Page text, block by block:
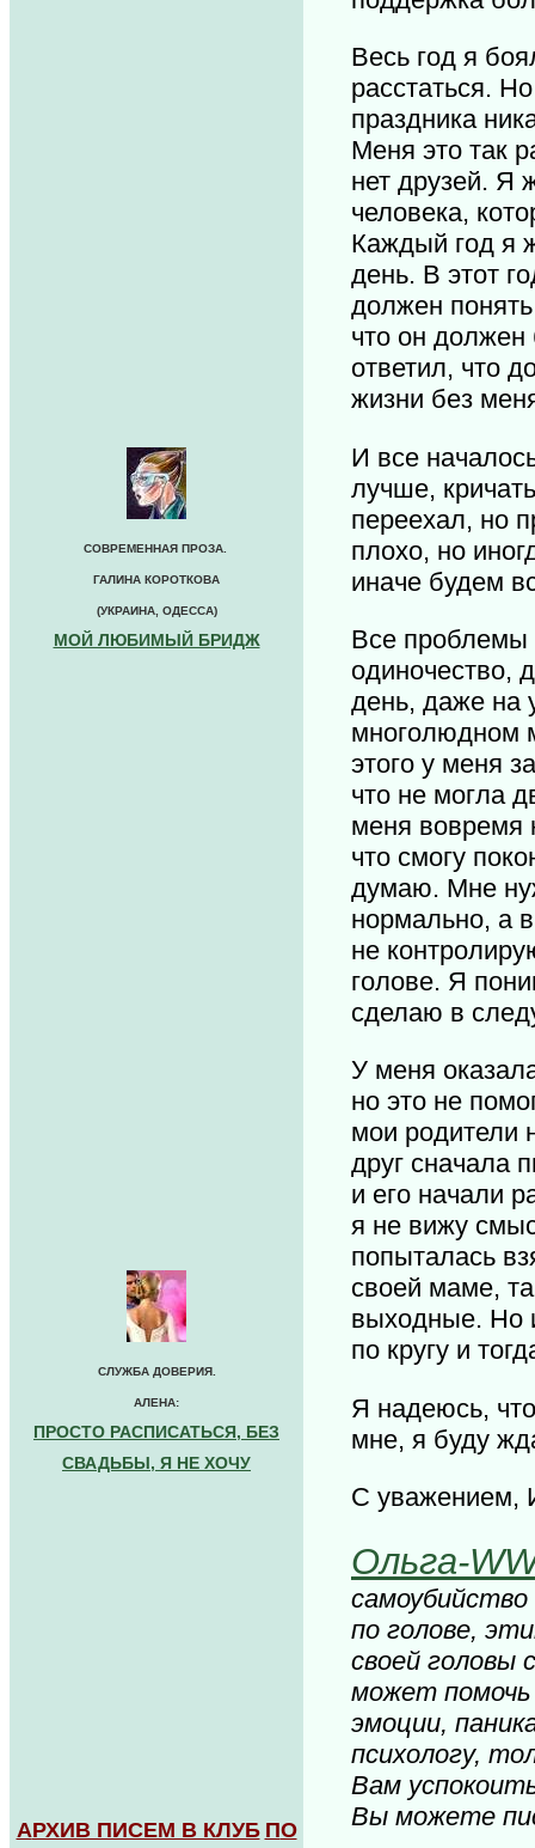
СОВРЕМЕННАЯ ПРОЗА.
ГАЛИНА КОРОТКОВА
(УКРАИНА, ОДЕССА)
МОЙ ЛЮБИМЫЙ БРИДЖ
СЛУЖБА ДОВЕРИЯ.
АЛЕНА:
ПРОСТО РАСПИСАТЬСЯ, БЕЗ
СВАДЬБЫ, Я НЕ ХОЧУ
АРХИВ ПИСЕМ В КЛУБ ПО
Весь год я
расстаться.
праздника
Меня это так
нет друзей. Я
человека,
Каждый год я
день. В этот
должен
что он
ответил, что
жизни без
И все
лучше,
переехал, но
плохо, но
иначе будем
Все проблемы
одиночество,
день, даже на
многолюдном
этого у меня
что не могла
меня вовремя
что смогу
думаю. Мне
нормально, а
не
голове. Я
сделаю в
У меня
но это не
мои родители
друг сначала
и его начали
я не вижу
попыталась
своей маме,
выходные. Но
по кругу и
Я надеюсь,
мне, я буду
С уважением,
Ольга-
по голове,
своей головы
может помочь
эмоции,
психологу,
Вам
Вы можете